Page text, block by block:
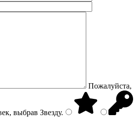
Пожалуйста,
выбрав Звезду.